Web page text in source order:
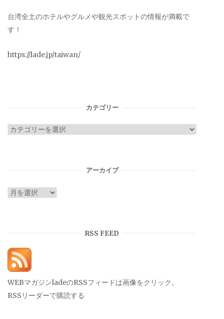
台湾全土のホテルやグルメや観光スポットの情報が満載で
す！
https://lade.jp/taiwan/
カテゴリー
カ
アーカイブ
ア
RSS FEED
WEBマガジンladeのRSSフィードは画像をクリック。
RSSリーダーで購読する